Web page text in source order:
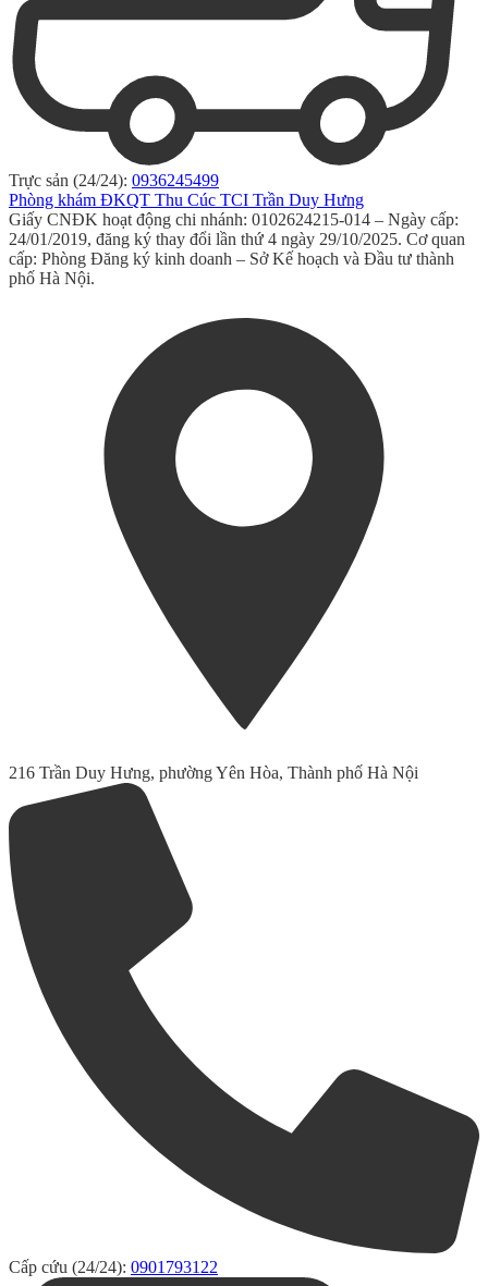
Trực sản (24/24): 0936245499
Phòng khám ĐKQT Thu Cúc TCI Trần Duy Hưng
Giấy CNĐK hoạt động chi nhánh: 0102624215-014 – Ngày cấp:
24/01/2019, đăng ký thay đổi lần thứ 4 ngày 29/10/2025. Cơ quan
cấp: Phòng Đăng ký kinh doanh – Sở Kế hoạch và Đầu tư thành
phố Hà Nội.
216 Trần Duy Hưng, phường Yên Hòa, Thành phố Hà Nội
Cấp cứu (24/24): 0901793122